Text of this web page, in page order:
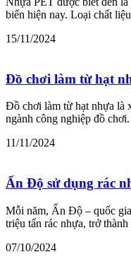
biến hiện nay. Loại chất
15/11/2024
Đồ chơi làm từ hạt
Đồ chơi làm từ hạt nhựa là
ngành công nghiệp đồ
11/11/2024
Ấn Độ sử dụng rác
Mỗi năm, Ấn Độ – quốc
triệu tấn rác nhựa, trở
07/10/2024